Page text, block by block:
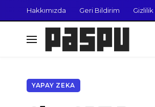
Hakkımızda Geri Bildirim Gizlilik
YAPAY ZEKA